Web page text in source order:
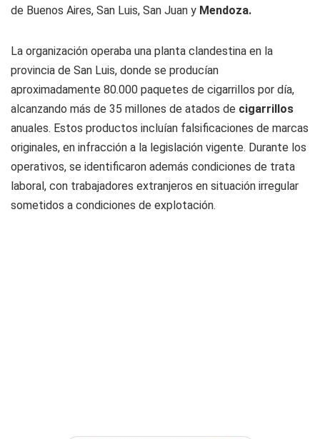
de Buenos Aires, San Luis, San Juan y Mendoza.
La organización operaba una planta clandestina en la
provincia de San Luis, donde se producían
aproximadamente 80.000 paquetes de cigarrillos por día,
alcanzando más de 35 millones de atados de cigarrillos
anuales. Estos productos incluían falsificaciones de marcas
originales, en infracción a la legislación vigente. Durante los
operativos, se identificaron además condiciones de trata
laboral, con trabajadores extranjeros en situación irregular
sometidos a condiciones de explotación.